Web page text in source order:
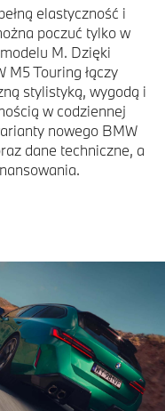
elastyczność i
poczuć tylko w
M. Dzięki
Touring łączy
stylistyką, wygodą i
w codziennej
nowego BMW
dane techniczne, a